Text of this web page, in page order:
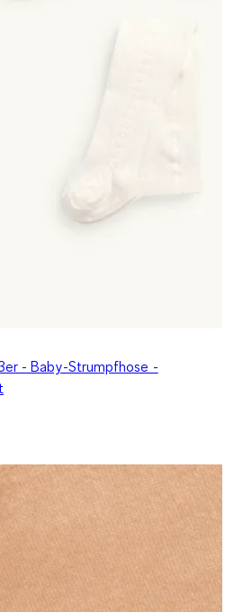
- Baby-Strumpfhose -